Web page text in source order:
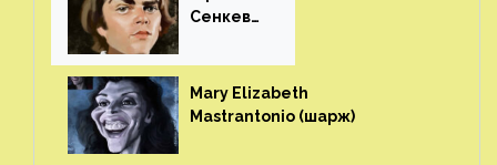
Сенкеви
Mary Elizabeth
Mastrantonio (шарж)⁠⁠